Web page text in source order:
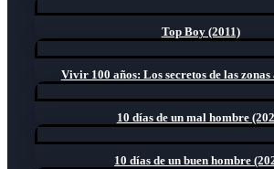
Top Boy (2011)
Vivir 100 años: Los secretos de las zonas
10 días de un mal hombre
10 días de un buen hombre